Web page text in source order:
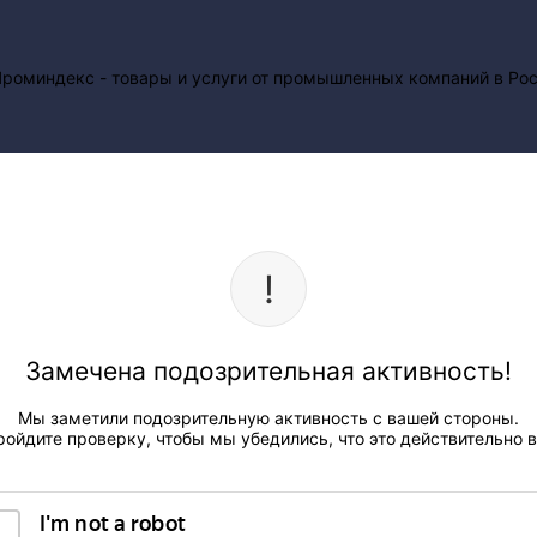
Замечена подозрительная активность!
Мы заметили подозрительную активность с вашей стороны.
проверку, чтобы мы убедились, что это действительно